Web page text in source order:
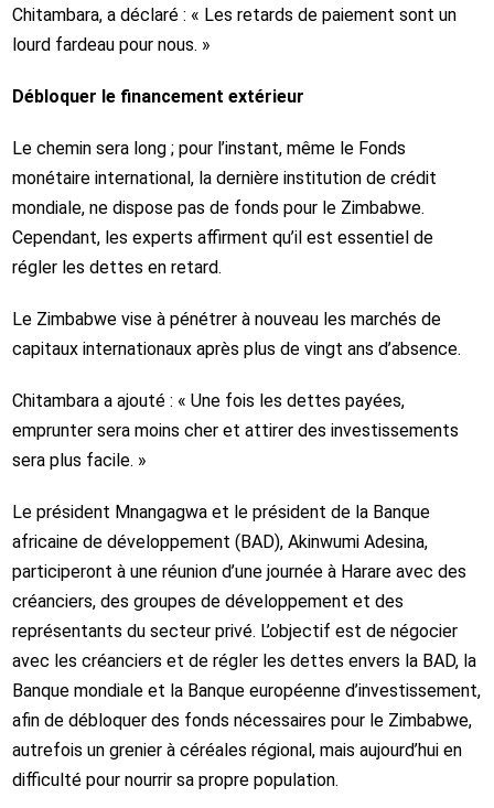
Chitambara, a déclaré : « Les retards de paiement sont un
lourd fardeau pour nous. »
Débloquer le financement extérieur
Le chemin sera long ; pour l’instant, même le Fonds
monétaire international, la dernière institution de crédit
mondiale, ne dispose pas de fonds pour le Zimbabwe.
Cependant, les experts affirment qu’il est essentiel de
régler les dettes en retard.
Le Zimbabwe vise à pénétrer à nouveau les marchés de
capitaux internationaux après plus de vingt ans d’absence.
Chitambara a ajouté : « Une fois les dettes payées,
emprunter sera moins cher et attirer des investissements
sera plus facile. »
Le président Mnangagwa et le président de la Banque
africaine de développement (BAD), Akinwumi Adesina,
participeront à une réunion d’une journée à Harare avec des
créanciers, des groupes de développement et des
représentants du secteur privé. L’objectif est de négocier
avec les créanciers et de régler les dettes envers la BAD, la
Banque mondiale et la Banque européenne d’investissement,
afin de débloquer des fonds nécessaires pour le Zimbabwe,
autrefois un grenier à céréales régional, mais aujourd’hui en
difficulté pour nourrir sa propre population.